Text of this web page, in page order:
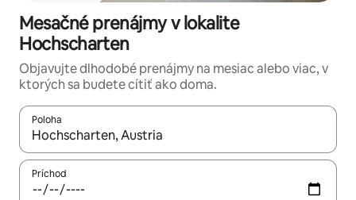
Mesačné prenájmy v lokalite
Hochscharten
Objavujte dlhodobé prenájmy na mesiac alebo viac, v
ktorých sa budete cítiť ako doma.
Poloha
Keď budú výsledky k dispozícii, môžete si ich prechádzať
Príchod